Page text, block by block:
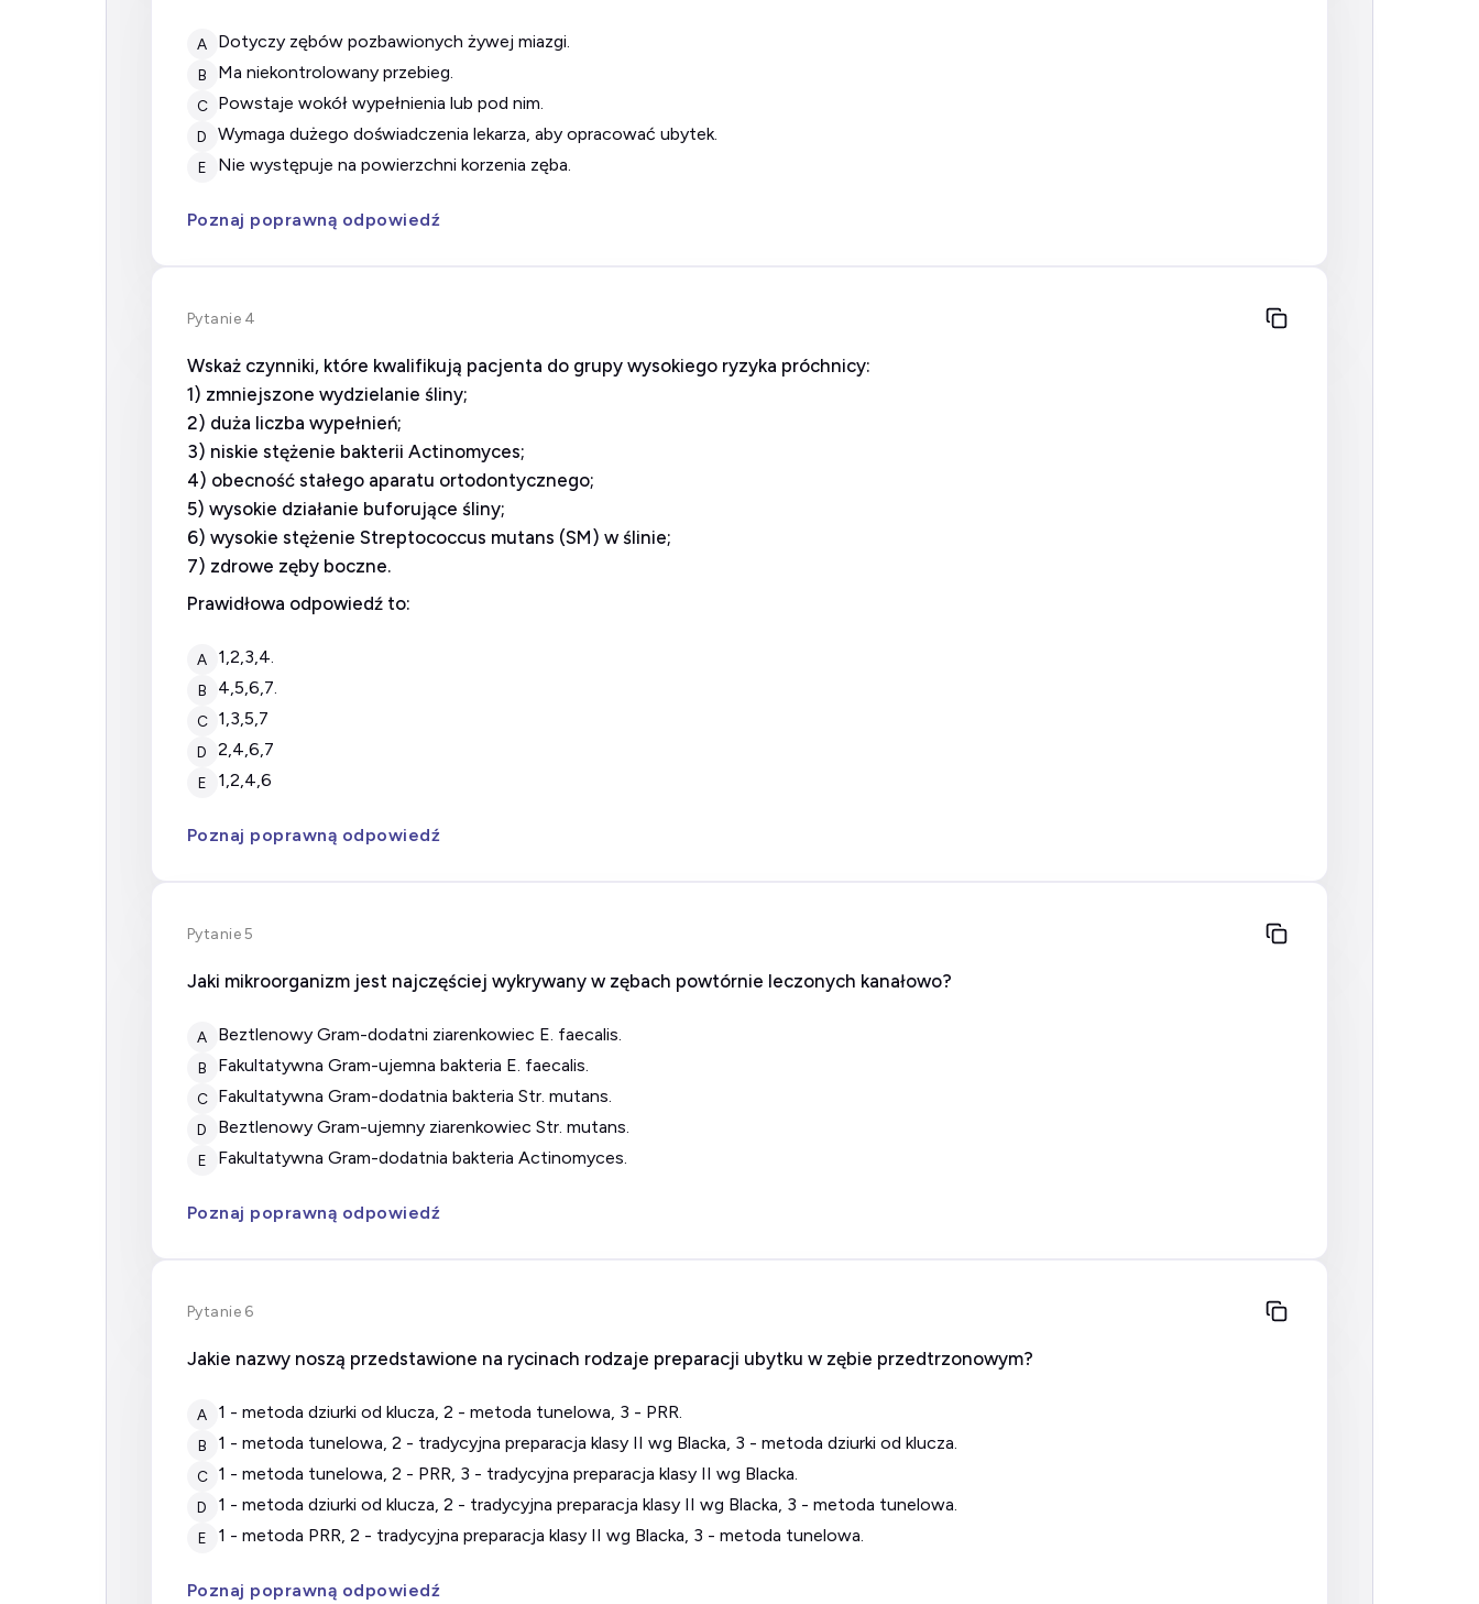
A dotyczy zębów pozbawionych żywej miazgi.
B ma niekontrolowany przebieg.
C powstaje wokół wypełnienia lub pod nim.
D wymaga dużego doświadczenia lekarza, aby opracować ubytek.
E nie występuje na powierzchni korzenia zęba.
Poznaj poprawną odpowiedź
Pytanie 4
Wskaż czynniki, które kwalifikują pacjenta do grupy wysokiego ryzyka próchnicy:
1) zmniejszone wydzielanie śliny;
2) duża liczba wypełnień;
3) niskie stężenie bakterii Actinomyces;
4) obecność stałego aparatu ortodontycznego;
5) wysokie działanie buforujące śliny;
6) wysokie stężenie Streptococcus mutans (SM) w ślinie;
7) zdrowe zęby boczne.
Prawidłowa odpowiedź to:
A 1,2,3,4.
B 4,5,6,7.
C 1,3,5,7
D 2,4,6,7
E 1,2,4,6
Poznaj poprawną odpowiedź
Pytanie 5
Jaki mikroorganizm jest najczęściej wykrywany w zębach powtórnie leczonych kanałowo?
A beztlenowy Gram-dodatni ziarenkowiec E. faecalis.
B fakultatywna Gram-ujemna bakteria E. faecalis.
C fakultatywna Gram-dodatnia bakteria Str. mutans.
D beztlenowy Gram-ujemny ziarenkowiec Str. mutans.
E fakultatywna Gram-dodatnia bakteria Actinomyces.
Poznaj poprawną odpowiedź
Pytanie 6
Jakie nazwy noszą przedstawione na rycinach rodzaje preparacji ubytku w zębie przedtrzonowym?
A 1 - metoda dziurki od klucza, 2 - metoda tunelowa, 3 - PRR.
B 1 - metoda tunelowa, 2 - tradycyjna preparacja klasy II wg Blacka, 3 - metoda dziurki od klucza.
C 1 - metoda tunelowa, 2 - PRR, 3 - tradycyjna preparacja klasy II wg Blacka.
D 1 - metoda dziurki od klucza, 2 - tradycyjna preparacja klasy II wg Blacka, 3 - metoda tunelowa.
E 1 - metoda PRR, 2 - tradycyjna preparacja klasy II wg Blacka, 3 - metoda tunelowa.
Poznaj poprawną odpowiedź